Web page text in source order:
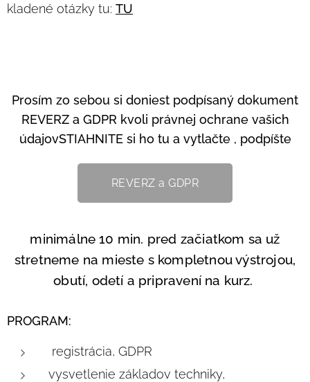
kladené otázky tu: TU
Prosím zo sebou si doniest podpísaný dokument
REVERZ a GDPR kvoli právnej ochrane vašich
údajovSTIAHNITE si ho tu a vytlačte , podpíšte
REVERZ a GDPR
minimálne 10 min. pred začiatkom sa už
stretneme na mieste s kompletnou výstrojou,
obutí, odetí a pripravení na kurz.
PROGRAM:
registrácia, GDPR
vysvetlenie základov techniky,